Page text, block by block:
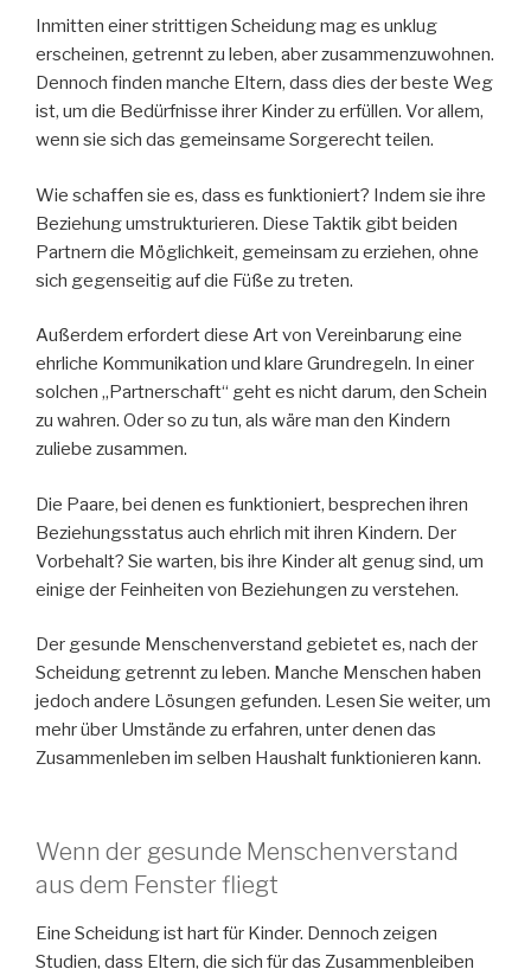
Inmitten einer strittigen Scheidung mag es unklug
erscheinen, getrennt zu leben, aber zusammenzuwohnen.
Dennoch finden manche Eltern, dass dies der beste Weg
ist, um die Bedürfnisse ihrer Kinder zu erfüllen. Vor allem,
wenn sie sich das gemeinsame Sorgerecht teilen.
Wie schaffen sie es, dass es funktioniert? Indem sie ihre
Beziehung umstrukturieren. Diese Taktik gibt beiden
Partnern die Möglichkeit, gemeinsam zu erziehen, ohne
sich gegenseitig auf die Füße zu treten.
Außerdem erfordert diese Art von Vereinbarung eine
ehrliche Kommunikation und klare Grundregeln. In einer
solchen „Partnerschaft“ geht es nicht darum, den Schein
zu wahren. Oder so zu tun, als wäre man den Kindern
zuliebe zusammen.
Die Paare, bei denen es funktioniert, besprechen ihren
Beziehungsstatus auch ehrlich mit ihren Kindern. Der
Vorbehalt? Sie warten, bis ihre Kinder alt genug sind, um
einige der Feinheiten von Beziehungen zu verstehen.
Der gesunde Menschenverstand gebietet es, nach der
Scheidung getrennt zu leben. Manche Menschen haben
jedoch andere Lösungen gefunden. Lesen Sie weiter, um
mehr über Umstände zu erfahren, unter denen das
Zusammenleben im selben Haushalt funktionieren kann.
Wenn der gesunde Menschenverstand
aus dem Fenster fliegt
Eine Scheidung ist hart für Kinder. Dennoch zeigen
Studien, dass Eltern, die sich für das Zusammenbleiben